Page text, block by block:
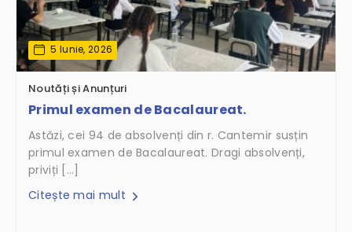
5 Iunie, 2026
Noutăți și Anunțuri
Primul examen de Bacalaureat.
Astăzi, cei 94 de absolvenți din r. Cantemir susțin
primul examen de Bacalaureat. Dragi absolvenți,
priviți […]
Citește mai mult